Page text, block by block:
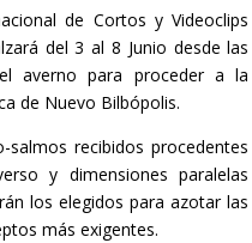
de Cortos y Videoclips
del 3 al 8 Junio desde las
averno para proceder a la
de Nuevo Bilbópolis.
salmos recibidos procedentes
y dimensiones paralelas
los elegidos para azotar las
más exigentes.